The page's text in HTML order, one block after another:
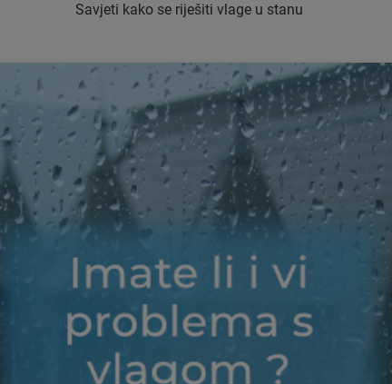
Savjeti kako se riješiti vlage u stanu